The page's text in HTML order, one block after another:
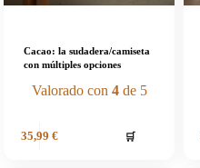
Cacao: la sudadera/camiseta
con múltiples opciones
Valorado con 4de 5
35,99 € 🛒